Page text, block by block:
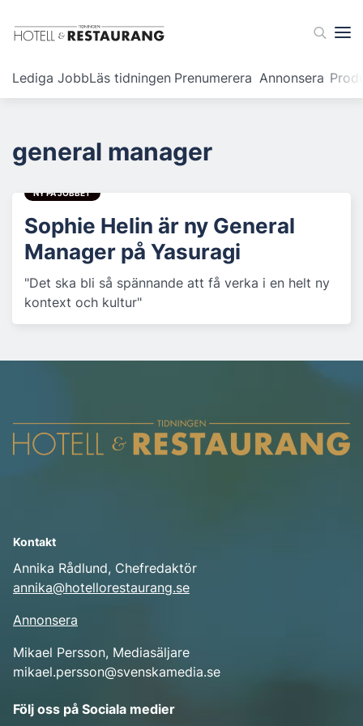
Lediga JobbLäs tidningen Prenumerera Annonsera
general manager
NY PÅ JOBBET
Sophie Helin är ny General
Manager på Yasuragi
"Det ska bli så spännande att få verka i en helt ny
kontext och kultur"
Kontakt
Annika Rådlund, Chefredaktör
annika@hotellorestaurang.se
Annonsera
Mikael Persson, Mediasäljare
mikael.persson@svenskamedia.se
Följ oss på Sociala medier